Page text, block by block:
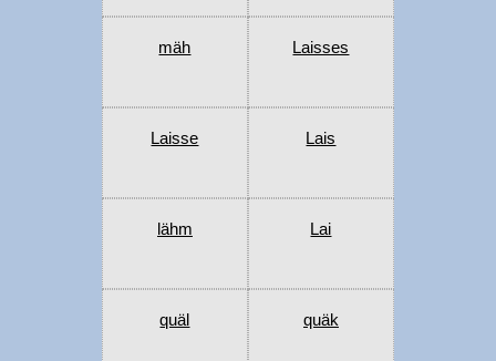
mäh Laisses
Laisse Lais
lähm Lai
quäl quäk